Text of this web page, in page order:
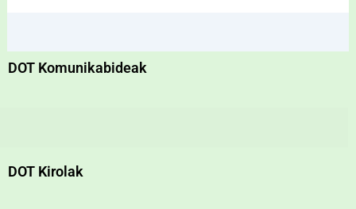
DOT Komunikabideak
DOT Kirolak